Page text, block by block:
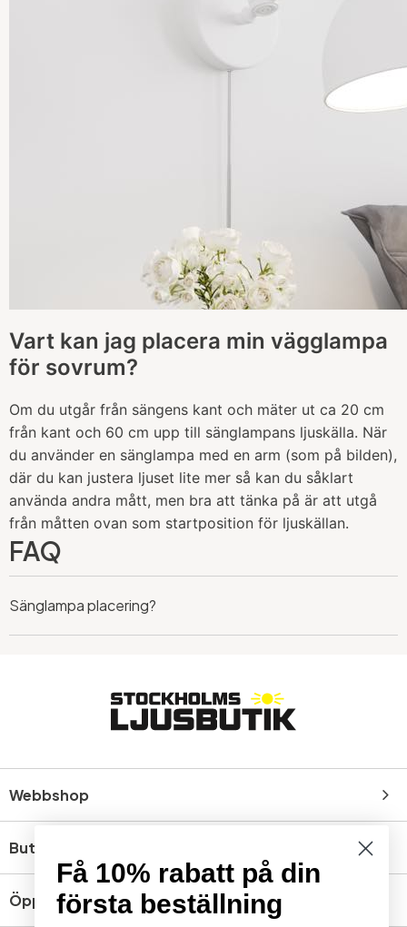
Vart kan jag placera min vägglampa
för sovrum?
Om du utgår från sängens kant och mäter ut ca 20 cm
från kant och 60 cm upp till sänglampans ljuskälla. När
du använder en sänglampa med en arm (som på bilden),
där du kan justera ljuset lite mer så kan du såklart
använda andra mått, men bra att tänka på är att utgå
från måtten ovan som startposition för ljuskällan.
FAQ
Sänglampa placering?
Webbshop
Butik
Öppettider
Få 10% rabatt på din
första beställning